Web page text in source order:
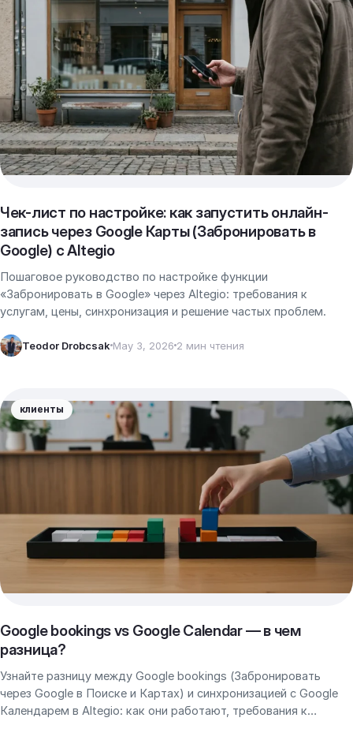
Чек-лист по настройке: как запустить онлайн-
запись через Google Карты (Забронировать в
Google) с Altegio
Пошаговое руководство по настройке функции
«Забронировать в Google» через Altegio: требования к
услугам, цены, синхронизация и решение частых проблем.
Teodor Drobcsak May 3, 2026 2 мин чтения
клиенты
Google bookings vs Google Calendar — в чем
разница?
Узнайте разницу между Google bookings (Забронировать
через Google в Поиске и Картах) и синхронизацией с Google
Календарем в Altegio: как они работают, требования к